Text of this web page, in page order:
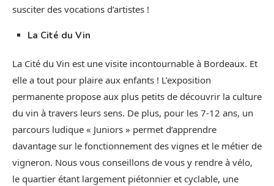
susciter des vocations d’artistes !
La Cité du Vin
La Cité du Vin est une visite incontournable à Bordeaux. Et
elle a tout pour plaire aux enfants ! L’exposition
permanente propose aux plus petits de découvrir la culture
du vin à travers leurs sens. De plus, pour les 7-12 ans, un
parcours ludique « Juniors » permet d’apprendre
davantage sur le fonctionnement des vignes et le métier de
vigneron. Nous vous conseillons de vous y rendre à vélo,
le quartier étant largement piétonnier et cyclable, une